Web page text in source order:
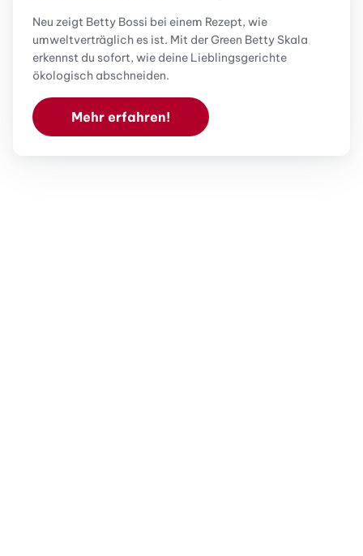
Neu zeigt Betty Bossi bei einem Rezept, wie
umweltverträglich es ist. Mit der Green Betty Skala
erkennst du sofort, wie deine Lieblingsgerichte
ökologisch abschneiden.
Mehr erfahren!